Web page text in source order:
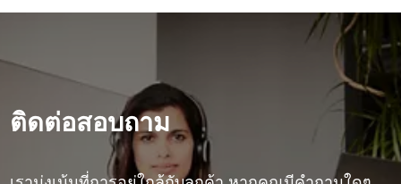
ติดต่อสอบถาม